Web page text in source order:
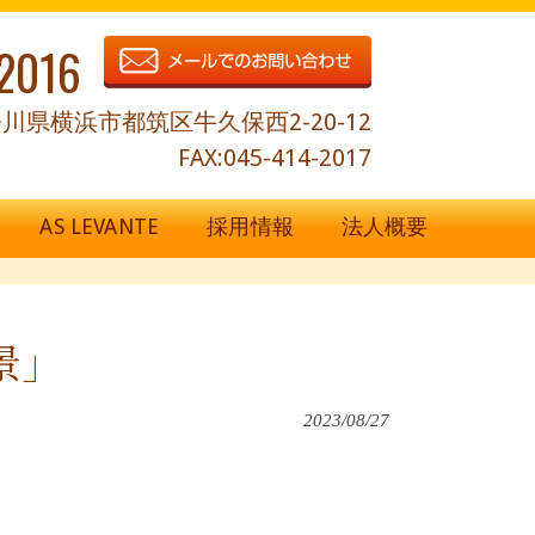
県横浜市都筑区牛久保西2-20-12
FAX:045-414-2017
AS LEVANTE 採用情報 法人概要
2023/08/27